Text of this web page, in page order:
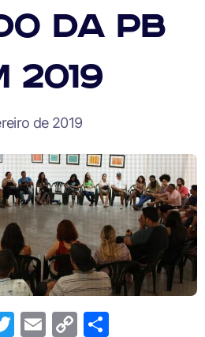
da PB
2019
de 2019
Twitter
Email
Copy